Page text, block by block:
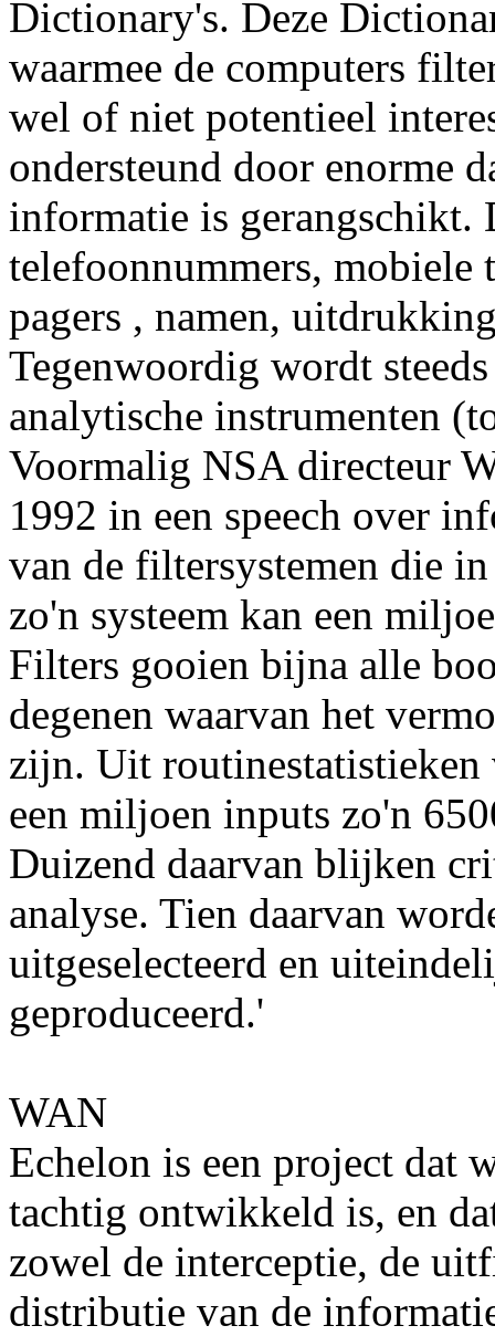
Dictionary's. Deze
waarmee de computers
wel of niet potentieel
ondersteund door enorme
informatie is gerangschikt.
telefoonnummers, mobiele
pagers , namen,
Tegenwoordig wordt
analytische instrumenten
Voormalig NSA directeur
1992 in een speech over
van de filtersystemen die
zo'n systeem kan een
Filters gooien bijna alle
degenen waarvan het
zijn. Uit routinestatistieken
een miljoen inputs zo'n
Duizend daarvan blijken
analyse. Tien daarvan
uitgeselecteerd en
geproduceerd.'
WAN
Echelon is een project dat
tachtig ontwikkeld is, en
zowel de interceptie, de
distributie van de